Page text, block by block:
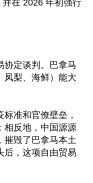
在 2026 年初强行
协定谈判。巴拿马
凤梨、海鲜）能大
准和官僚壁垒，
相反地，中国源源
摧毁了巴拿马本土
后，这项自由贸易